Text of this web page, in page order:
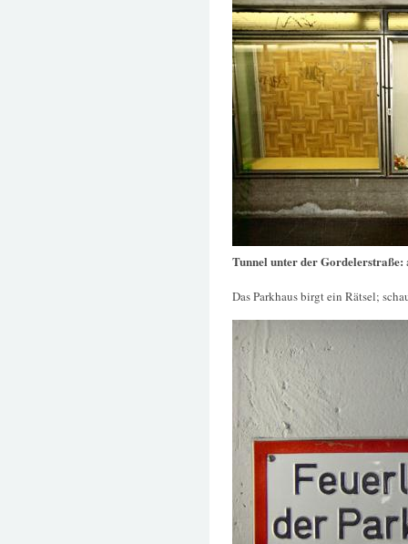
Tunnel unter der Gordelerstraße:
Das Parkhaus birgt ein Rätsel;